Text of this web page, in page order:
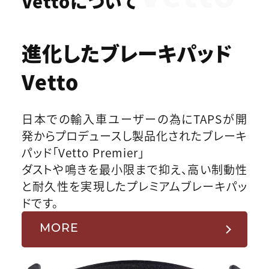
進化したブレーキパッド
Vetto
日本での輸入車ユーザーの為にTAPSが開
発からプロデュースし製品化されたブレーキ
パッド「Vetto Premier」
ダストや鳴きを最小限まで抑え、高い制動性
と耐久性を実現したプレミアムブレーキパッ
ドです。
MORE